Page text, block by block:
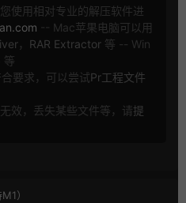
使用相对专业的解压软件进
-- Mac苹果电脑可以用
， RAR Extractor 等 -- Win
等
要求，可以尝试Pr工程文件
效，丢失某些文件等，请提
）